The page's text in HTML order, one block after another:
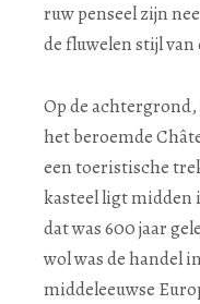
ruw penseel zijn
de fluwelen stijl
Op de
het beroemde
een toeristische
kasteel ligt midden
dat was 600 jaar
wol was de handel
middeleeuwse